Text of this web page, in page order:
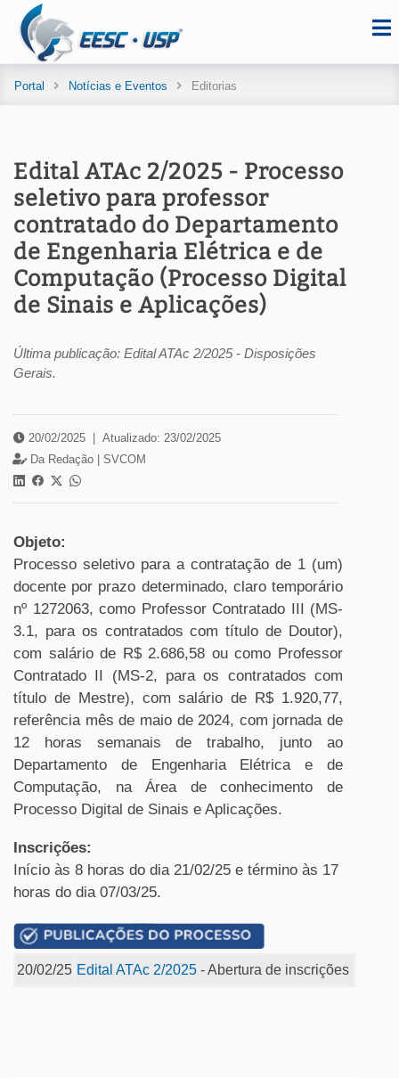
Portal Notícias e Eventos Editorias
Edital ATAc 2/2025 - Processo
seletivo para professor
contratado do Departamento
de Engenharia Elétrica e de
Computação (Processo Digital
de Sinais e Aplicações)
Última publicação: Edital ATAc 2/2025 - Disposições
Gerais.
20/02/2025
Atualizado: 23/02/2025
Da Redação | SVCOM
Objeto:
Processo seletivo para a contratação de 1 (um)
docente por prazo determinado, claro temporário
nº 1272063, como Professor Contratado III (MS-
3.1, para os contratados com título de Doutor),
com salário de R$ 2.686,58 ou como Professor
Contratado II (MS-2, para os contratados com
título de Mestre), com salário de R$ 1.920,77,
referência mês de maio de 2024, com jornada de
12 horas semanais de trabalho, junto ao
Departamento de Engenharia Elétrica e de
Computação, na Área de conhecimento de
Processo Digital de Sinais e Aplicações.
Inscrições:
Início às 8 horas do dia 21/02/25 e término às 17
horas do dia 07/03/25.
20/02/25 Edital ATAc 2/2025 - Abertura de inscrições